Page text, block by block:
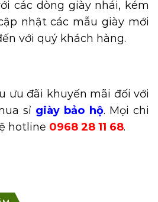
các dòng giày nhái, kém
nhật các mẫu giày mới
với quý khách hàng.
ưu đãi khuyến mãi đối với
sỉ giày bảo hộ. Mọi chi
hotline 0968 28 11 68.